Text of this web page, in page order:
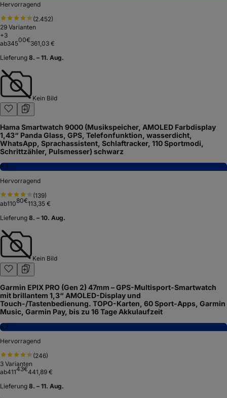
Hervorragend
(2.452)
29 Varianten
+3
ab34500€361,03 €
Lieferung 8. – 11. Aug.
Kein Bild
Hama Smartwatch 9000 (Musikspeicher, AMOLED Farbdisplay
1,43“ Panda Glass, GPS, Telefonfunktion, wasserdicht,
WhatsApp, Sprachassistent, Schlaftracker, 110 Sportmodi,
Schrittzähler, Pulsmesser) schwarz
8,2
Hervorragend
(139)
ab11080€113,35 €
Lieferung 8. – 10. Aug.
Kein Bild
Garmin EPIX PRO (Gen 2) 47mm – GPS-Multisport-Smartwatch
mit brillantem 1,3“ AMOLED-Display und
Touch-/Tastenbedienung. TOPO-Karten, 60 Sport-Apps, Garmin
Music, Garmin Pay, bis zu 16 Tage Akkulaufzeit
8,2
Hervorragend
(246)
3 Varianten
ab41143€441,89 €
Lieferung 8. – 11. Aug.